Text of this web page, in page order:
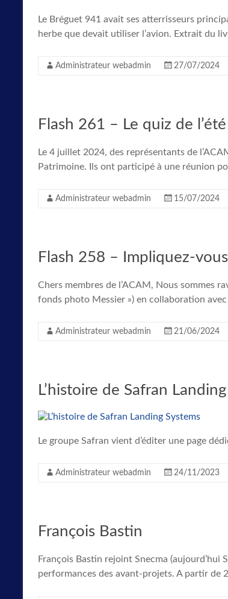
Le Bréguet 941 avait ses atterrisseurs
herbe que devait utiliser l’avion. Extrait du
Administrateur webadmin 27/07/2024
Flash 261 – Le quiz de
Le 4 juillet 2024, des représentants de
Patrimoine. Ils ont participé à une réunion
Administrateur webadmin 15/07/2024
Flash 258 – Impliquez-
Chers membres de l’ACAM, Nous sommes
fonds photo Messier ») en collaboration
Administrateur webadmin 21/06/2024
L’histoire de Safran
Le groupe Safran vient d’éditer une page
Administrateur webadmin 24/11/2023
François Bastin
François Bastin rejoint Snecma
performances des avant-projets. A partir